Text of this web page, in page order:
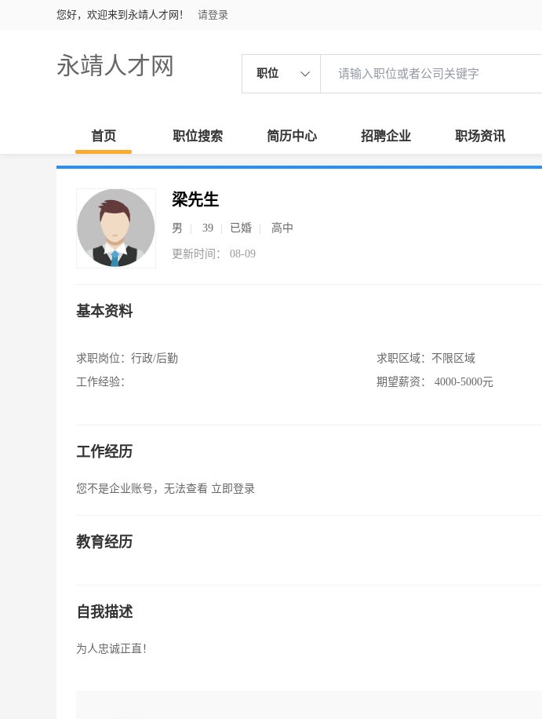
您好，欢迎来到永靖人才网！ 请登录
永靖人才网 职位
首页 职位搜索 简历中心 招聘企业 职场资讯
梁先生
男 39 已婚 高中
更新时间： 08-09
基本资料
求职岗位： 行政/后勤
工作经验：
求职区域： 不限区域
期望薪资：
4000-5000元
工作经历
您不是企业账号，无法查看 立即登录
教育经历
自我描述
为人忠诚正直！